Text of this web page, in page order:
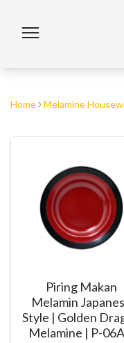
Home Melamine
Piring Makan
Melamin
Style | Golden
Melamine | P-